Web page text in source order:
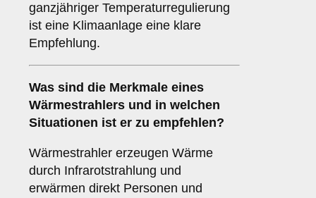
ganzjähriger Temperaturregulierung
ist eine Klimaanlage eine klare
Empfehlung.
Was sind die Merkmale eines
Wärmestrahlers und in welchen
Situationen ist er zu empfehlen?
Wärmestrahler erzeugen Wärme
durch Infrarotstrahlung und
erwärmen direkt Personen und